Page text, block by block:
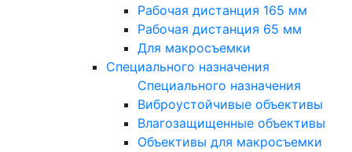
Рабочая дистанция 165 мм
Рабочая дистанция 65 мм
Для макросъемки
Специального назначения
Специального назначения
Виброустойчивые объективы
Влагозащищенные объективы
Объективы для макросъемки